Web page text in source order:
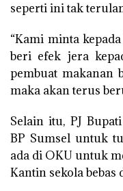
seperti ini tak
“Kami minta
beri efek jera
pembuat makanan
maka akan terus
Selain itu, PJ
BP Sumsel untuk
ada di OKU untuk
Kantin sekola bebas